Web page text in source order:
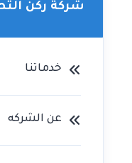
شركة ركن
خدماتنا
عن الشركه